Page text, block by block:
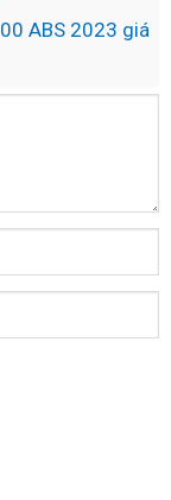
ABS 2023 giá